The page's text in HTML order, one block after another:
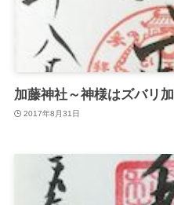
加藤神社～神様はズバリ
2017年8月31日